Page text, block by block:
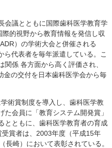
会議とともに国際歯科医学教育学
的視野から教育情報を発信し収
）の学術大会と併催される
ら代表者を毎年派遣している。こ
係 各方面から高く評価され、
金の交付を日本歯科医学会から毎
術賞制度を導入し、歯科医学教
会員に「教育システム開発賞」
とともに、歯科医学教育者の育成
賞者は、2003年度（平成15年
長崎）において表彰されている。